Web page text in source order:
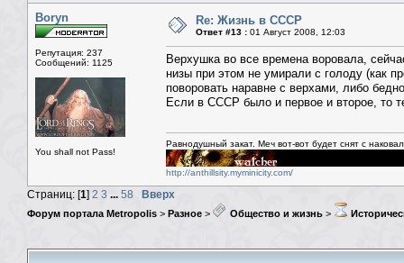
Boryn
Репутация: 237
Сообщений: 1125
You shall not Pass!
Re: Жизнь в СССР
Ответ #13 : 01 Август 2008, 12:03
Верхушка во все времена воровала,
низы при этом не умирали с голоду (как
поворовать наравне с верхами, либо
Если в СССР было и первое и второе, то
Равнодушный закат. Меч вот-вот будет снят с
http://anthillsity.myminicity.com/
Страниц: [1] 2 3 ... 58 Вверх
Форум портала Metropolis > Разное > Общество и жизнь >